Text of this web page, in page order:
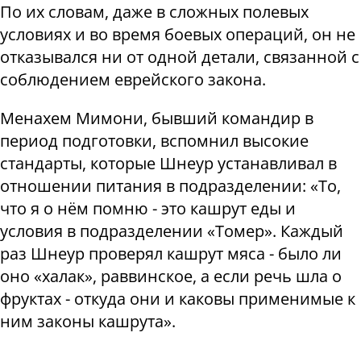
По их словам, даже в сложных полевых
условиях и во время боевых операций, он не
отказывался ни от одной детали, связанной с
соблюдением еврейского закона.
Менахем Мимони, бывший командир в
период подготовки, вспомнил высокие
стандарты, которые Шнеур устанавливал в
отношении питания в подразделении: «То,
что я о нём помню - это кашрут еды и
условия в подразделении «Томер». Каждый
раз Шнеур проверял кашрут мяса - было ли
оно «халак», раввинское, а если речь шла о
фруктах - откуда они и каковы применимые к
ним законы кашрута».